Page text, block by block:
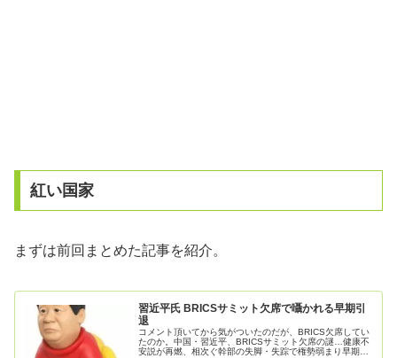
紅い国家
まずは前回まとめた記事を紹介。
習近平氏 BRICSサミット欠席で囁かれる早期引
退
コメント頂いてから気がついたのだが、BRICS欠席してい
たのか。中国・習近平、BRICSサミット欠席の謎…健康不
安説が再燃、相次ぐ幹部の失脚・失踪で権勢弱まり早期引